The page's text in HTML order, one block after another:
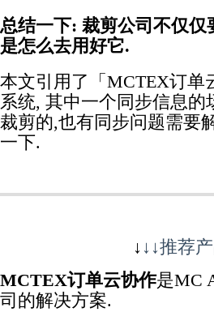
总结一下: 裁剪公司不仅仅
是怎么去用好它.
本文引用了「MCTEX订单
系统, 其中一个同步信息的
裁剪的,也有同步问题需要
一下.
↓ ↓↓推荐
MCTEX订单云协作是MC
司的解决方案.